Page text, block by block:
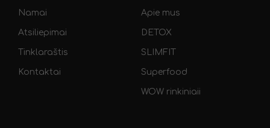
Namai
Atsiliepimai
Tinklaraštis
Kontaktai
Apie mus
DETOX
SLIMFIT
Superfood
WOW rinkiniaii